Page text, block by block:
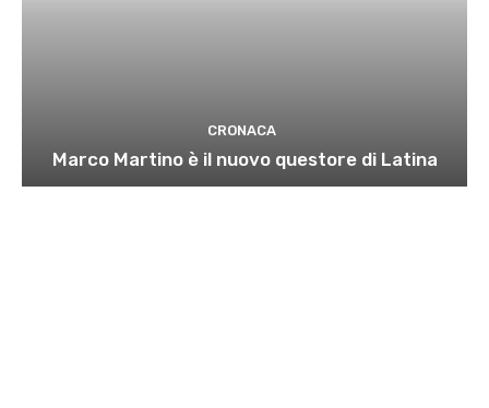
CRONACA
Marco Martino è il nuovo questore di Latina